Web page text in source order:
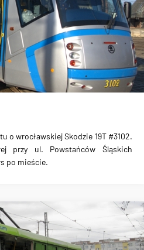
o wrocławskiej Skodzie 19T #3102.
przy ul. Powstańców Śląskich
po mieście.